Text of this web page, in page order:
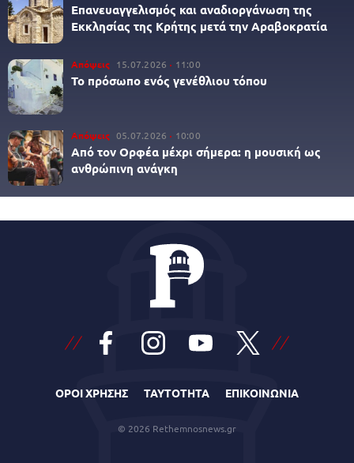
Επανευαγγελισμός και αναδιοργάνωση της
Εκκλησίας της Κρήτης μετά την Αραβοκρατία
Απόψεις 15.07.2026 11:00
Το πρόσωπο ενός γενέθλιου τόπου
Απόψεις 05.07.2026 10:00
Από τον Ορφέα μέχρι σήμερα: η μουσική ως
ανθρώπινη ανάγκη
ΟΡΟΙ ΧΡΗΣΗΣ ΤΑΥΤΟΤΗΤΑ ΕΠΙΚΟΙΝΩΝΙΑ
© 2026 Rethemnosnews.gr